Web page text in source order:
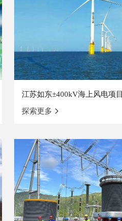
江苏如东±400kV海上风电项目
探索更多